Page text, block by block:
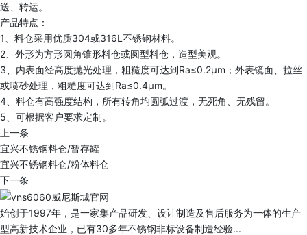
送、转运。
产品特点：
1、料仓采用优质304或316L不锈钢材料。
2、外形为方形圆角锥形料仓或圆型料仓，造型美观。
3、内表面经高度抛光处理，粗糙度可达到Ra≤0.2μm；外表镜面、拉丝
或喷砂处理，粗糙度可达到Ra≤0.4μm。
4、料仓有高强度结构，所有转角均圆弧过渡，无死角、无残留。
5、可根据客户要求定制。
上一条
宜兴不锈钢料仓/暂存罐
宜兴不锈钢料仓/粉体料仓
下一条
始创于1997年，是一家集产品研发、设计制造及售后服务为一体的生产
型高新技术企业，已有30多年不锈钢非标设备制造经验...